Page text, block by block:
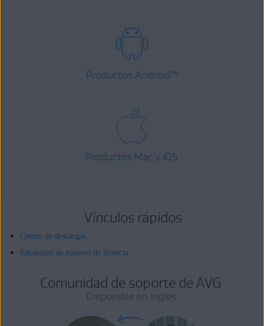
Productos Android™
Productos Mac y iOS
Vínculos rápidos
Centro de descargas
Encuentre su número de licencia
Comunidad de soporte de AVG
Disponible en inglés